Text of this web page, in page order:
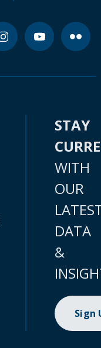
STAY
WITH
OUR
DATA
&
Sign